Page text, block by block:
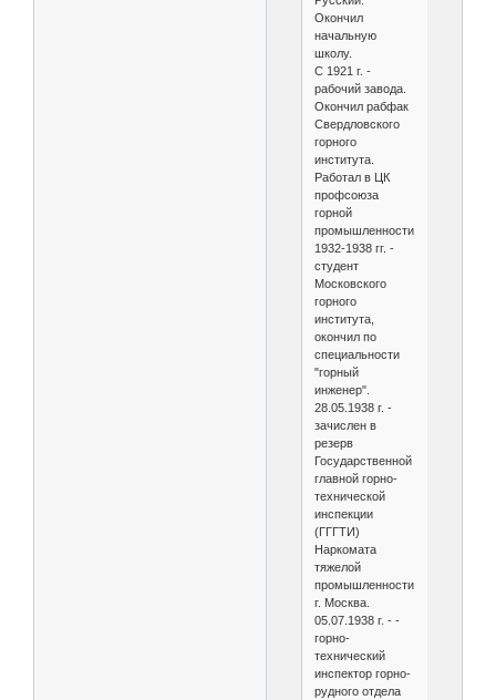
Окончил
начальную
школу.
С 1921 г. -
рабочий завода.
Окончил рабфак
Свердловского
горного
института.
Работал в ЦК
профсоюза
горной
промышленности.
1932-1938 гг. -
студент
Московского
горного
института,
окончил по
специальности
"горный
инженер".
28.05.1938 г. -
зачислен в
резерв
Государственной
главной горно-
технической
инспекции
(ГГГТИ)
Наркомата
тяжелой
промышленности,
г. Москва.
05.07.1938 г. - -
горно-
технический
инспектор горно-
рудного отдела